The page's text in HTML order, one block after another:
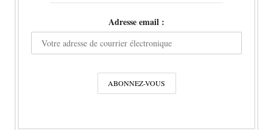
Adresse email :